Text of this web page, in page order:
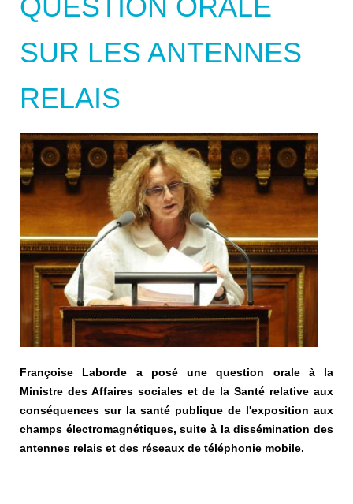
QUESTION ORALE
SUR LES ANTENNES
RELAIS
Françoise Laborde a posé une question orale à la
Ministre des Affaires sociales et de la Santé relative aux
conséquences sur la santé publique de l'exposition aux
champs électromagnétiques, suite à la dissémination des
antennes relais et des réseaux de téléphonie mobile.